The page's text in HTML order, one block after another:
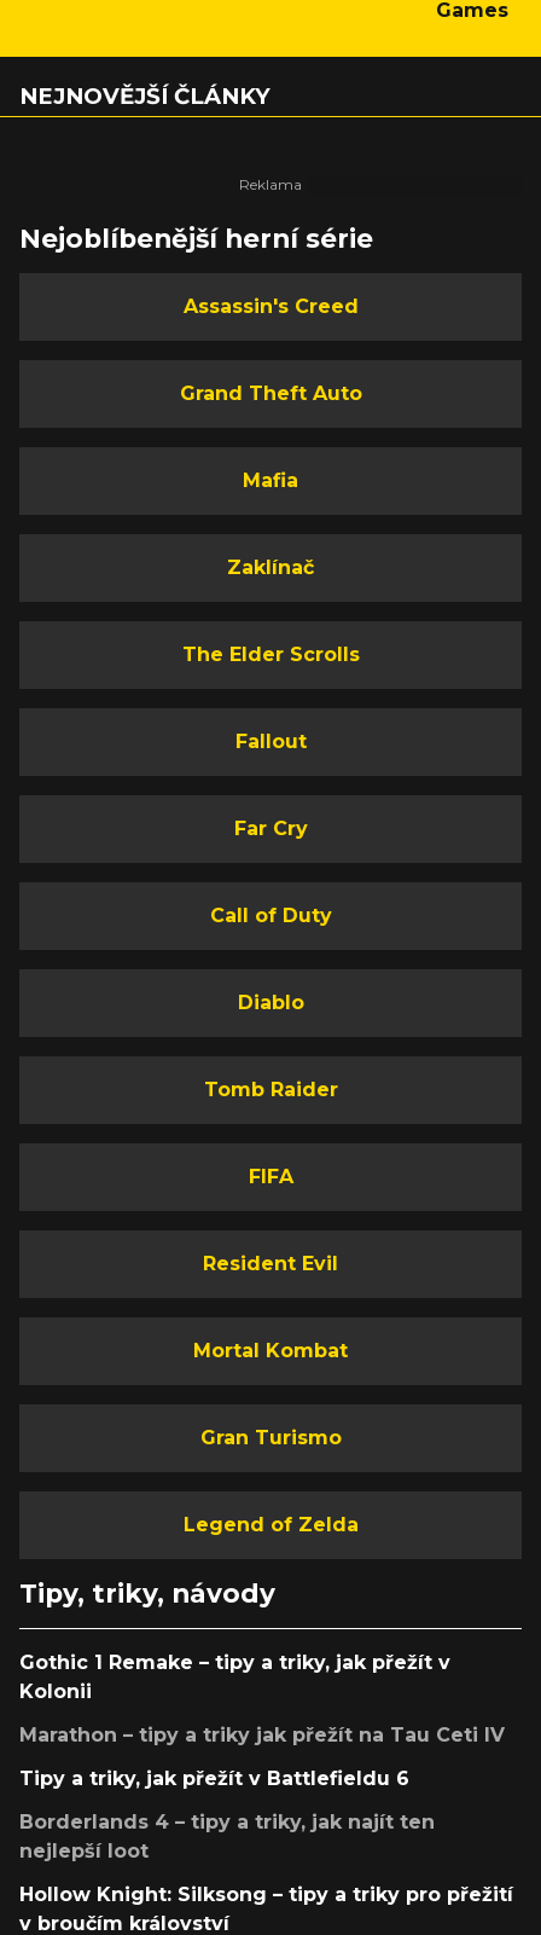
Games
NEJNOVĚJŠÍ ČLÁNKY
Nejoblíbenější herní série
Assassin's Creed
Grand Theft Auto
Mafia
Zaklínač
The Elder Scrolls
Fallout
Far Cry
Call of Duty
Diablo
Tomb Raider
FIFA
Resident Evil
Mortal Kombat
Gran Turismo
Legend of Zelda
Tipy, triky, návody
Gothic 1 Remake – tipy a triky, jak přežít v
Kolonii
Marathon – tipy a triky jak přežít na Tau Ceti IV
Tipy a triky, jak přežít v Battlefieldu 6
Borderlands 4 – tipy a triky, jak najít ten
nejlepší loot
Hollow Knight: Silksong – tipy a triky pro přežití
v broučím království